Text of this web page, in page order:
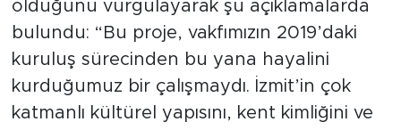
olduğunu vurgulayarak şu açıklamalarda
bulundu: “Bu proje, vakfımızın 2019’daki
kuruluş sürecinden bu yana hayalini
kurduğumuz bir çalışmaydı. İzmit’in çok
katmanlı kültürel yapısını, kent kimliğini ve